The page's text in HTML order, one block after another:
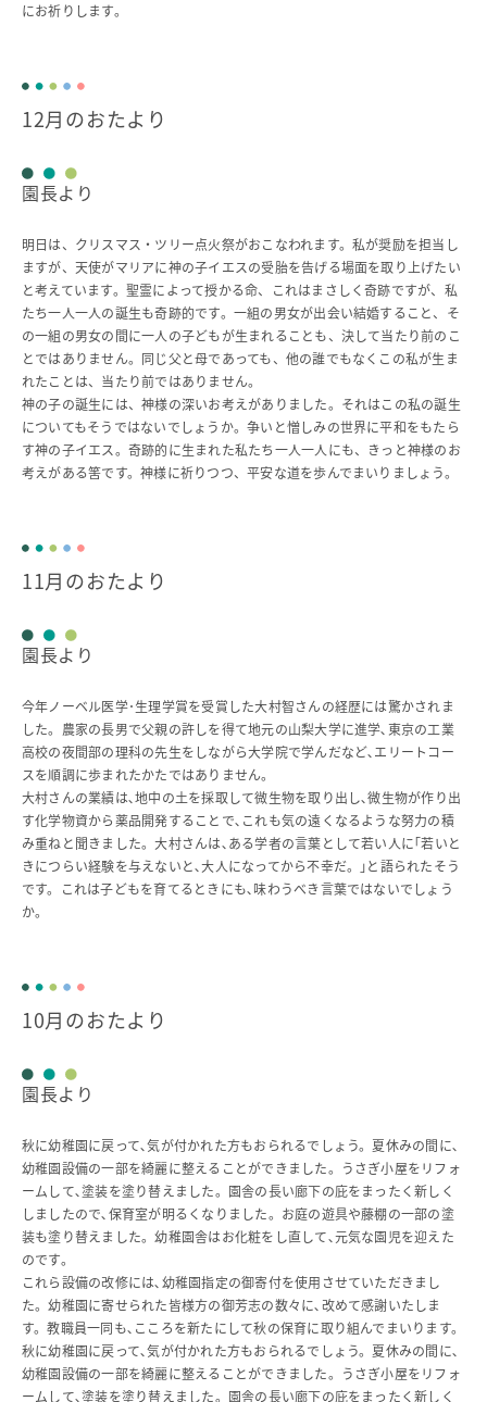
にお祈りします。
12月のおたより
園長より
明日は、クリスマス・ツリー点火祭がおこなわれます。私が奨励を担当し
ますが、天使がマリアに神の子イエスの受胎を告げる場面を取り上げたい
と考えています。聖霊によって授かる命、これはまさしく奇跡ですが、私
たち一人一人の誕生も奇跡的です。一組の男女が出会い結婚すること、そ
の一組の男女の間に一人の子どもが生まれることも、決して当たり前のこ
とではありません。同じ父と母であっても、他の誰でもなくこの私が生ま
れたことは、当たり前ではありません。
神の子の誕生には、神様の深いお考えがありました。それはこの私の誕生
についてもそうではないでしょうか。争いと憎しみの世界に平和をもたら
す神の子イエス。奇跡的に生まれた私たち一人一人にも、きっと神様のお
考えがある筈です。神様に祈りつつ、平安な道を歩んでまいりましょう。
11月のおたより
園長より
今年ノーベル医学･生理学賞を受賞した大村智さんの経歴には驚かされま
した。農家の長男で父親の許しを得て地元の山梨大学に進学､東京の工業
高校の夜間部の理科の先生をしながら大学院で学んだなど､エリートコー
スを順調に歩まれたかたではありません。
大村さんの業績は､地中の土を採取して微生物を取り出し､微生物が作り出
す化学物資から薬品開発することで､これも気の遠くなるような努力の積
み重ねと聞きました。大村さんは､ある学者の言葉として若い人に｢若いと
きにつらい経験を与えないと､大人になってから不幸だ。｣と語られたそう
です。これは子どもを育てるときにも､味わうべき言葉ではないでしょう
か。
10月のおたより
園長より
秋に幼稚園に戻って､気が付かれた方もおられるでしょう。夏休みの間に､
幼稚園設備の一部を綺麗に整えることができました。うさぎ小屋をリフォ
ームして､塗装を塗り替えました。園舎の長い廊下の庇をまったく新しく
しましたので､保育室が明るくなりました。お庭の遊具や藤棚の一部の塗
装も塗り替えました。幼稚園舎はお化粧をし直して､元気な園児を迎えた
のです。
これら設備の改修には､幼稚園指定の御寄付を使用させていただきまし
た。幼稚園に寄せられた皆様方の御芳志の数々に､改めて感謝いたしま
す。教職員一同も､こころを新たにして秋の保育に取り組んでまいります。
秋に幼稚園に戻って､気が付かれた方もおられるでしょう。夏休みの間に､
幼稚園設備の一部を綺麗に整えることができました。うさぎ小屋をリフォ
ームして､塗装を塗り替えました。園舎の長い廊下の庇をまったく新しく